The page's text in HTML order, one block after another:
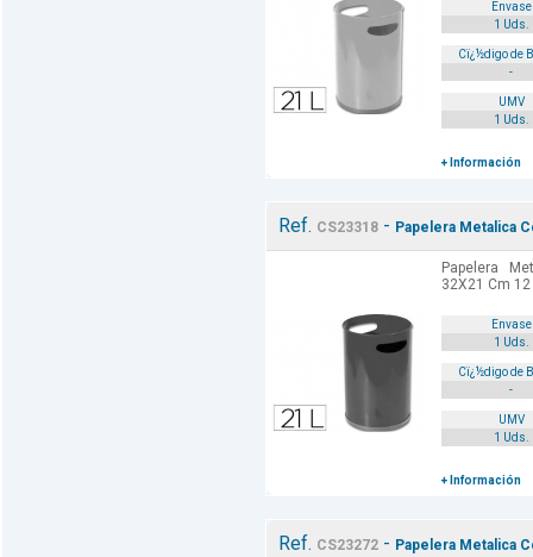
Envase
1 Uds.
Cï¿½digo de
-
UMV
1 Uds.
+ Información
Ref. CS23318- Papelera Metalica
Papelera
32X21 Cm
Envase
1 Uds.
Cï¿½digo de
-
UMV
1 Uds.
+ Información
Ref. CS23272- Papelera Metalica